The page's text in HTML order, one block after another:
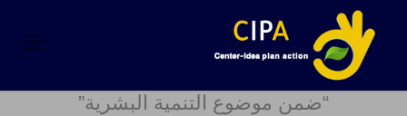
إستشارات تربوية
خاصة
“ضمن موضوع التنمية البشرية”